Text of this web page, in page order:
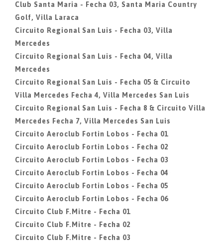
Club Santa Maria - Fecha 03, Santa Maria Country
Golf, Villa Laraca
Circuito Regional San Luis - Fecha 03, Villa
Mercedes
Circuito Regional San Luis - Fecha 04, Villa
Mercedes
Circuito Regional San Luis - Fecha 05 & Circuito
Villa Mercedes Fecha 4, Villa Mercedes San Luis
Circuito Regional San Luis - Fecha 8 & Circuito Villa
Mercedes Fecha 7, Villa Mercedes San Luis
Circuito Aeroclub Fortin Lobos - Fecha 01
Circuito Aeroclub Fortin Lobos - Fecha 02
Circuito Aeroclub Fortin Lobos - Fecha 03
Circuito Aeroclub Fortin Lobos - Fecha 04
Circuito Aeroclub Fortin Lobos - Fecha 05
Circuito Aeroclub Fortin Lobos - Fecha 06
Circuito Club F.Mitre - Fecha 01
Circuito Club F.Mitre - Fecha 02
Circuito Club F.Mitre - Fecha 03